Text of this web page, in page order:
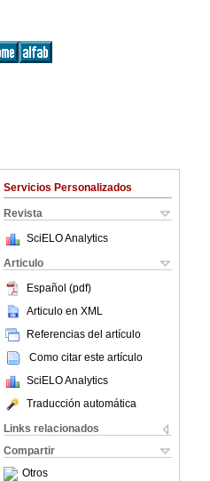
Servicios Personalizados
Revista
SciELO Analytics
Articulo
Español (pdf)
Articulo en XML
Referencias del artículo
Como citar este artículo
SciELO Analytics
Traducción automática
Links relacionados
Compartir
Otros